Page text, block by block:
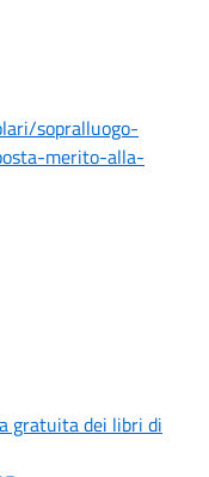
sopralluogo-
merito-alla-
gratuita dei libri di